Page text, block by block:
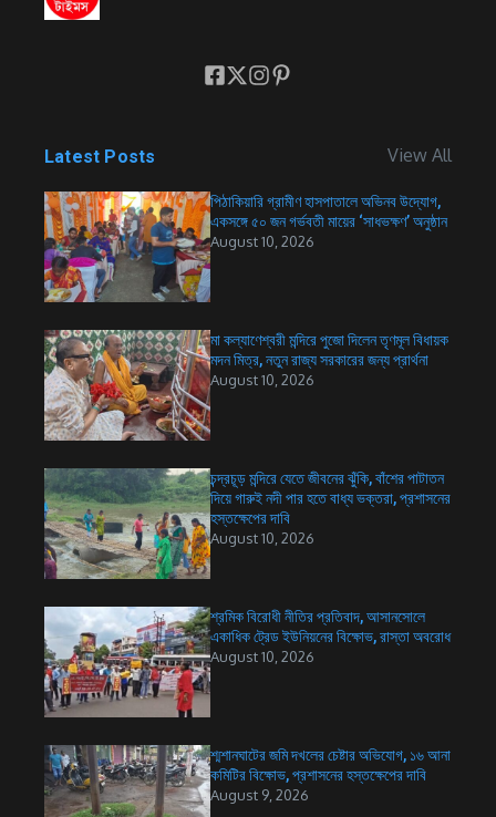
Latest Posts View All
পিঠাকিয়ারি গ্রামীণ হাসপাতালে অভিনব উদ্যোগ,
একসঙ্গে ৫০ জন গর্ভবতী মায়ের ‘সাধভক্ষণ’ অনুষ্ঠান
August 10, 2026
মা কল্যাণেশ্বরী মন্দিরে পুজো দিলেন তৃণমূল বিধায়ক
মদন মিত্র, নতুন রাজ্য সরকারের জন্য প্রার্থনা
August 10, 2026
চন্দ্রচূড় মন্দিরে যেতে জীবনের ঝুঁকি, বাঁশের পাটাতন
দিয়ে গারুই নদী পার হতে বাধ্য ভক্তরা, প্রশাসনের
হস্তক্ষেপের দাবি
August 10, 2026
শ্রমিক বিরোধী নীতির প্রতিবাদ, আসানসোলে
একাধিক ট্রেড ইউনিয়নের বিক্ষোভ, রাস্তা অবরোধ
August 10, 2026
শ্মশানঘাটের জমি দখলের চেষ্টার অভিযোগ, ১৬ আনা
কমিটির বিক্ষোভ, প্রশাসনের হস্তক্ষেপের দাবি
August 9, 2026